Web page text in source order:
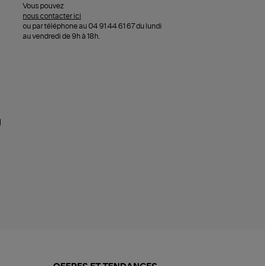
Vous pouvez
nous contacter ici
ou par téléphone au 04 91 44 61 67 du lundi
au vendredi de 9h à 18h.